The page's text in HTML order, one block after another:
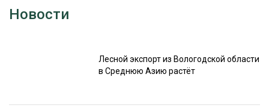
Новости
Лесной экспорт из Вологодской области
в Среднюю Азию растёт